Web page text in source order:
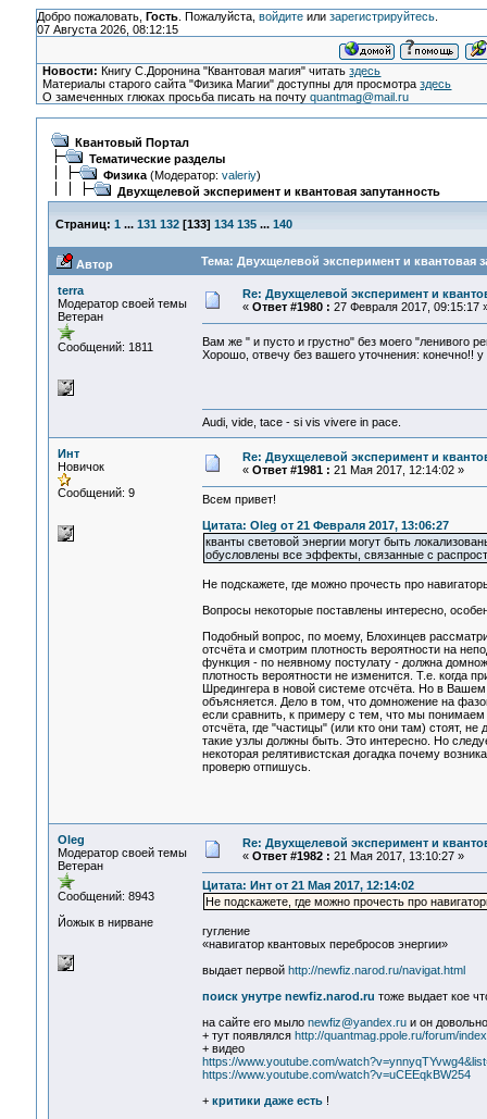
Добро пожаловать, Гость. Пожалуйста, войдитеили зарегистрируйтесь.
07 Августа 2026, 08:12:15
Новости: Книгу С.Доронина "Квантовая магия" читатьздесь
Материалы старого сайта "Физика Магии" доступны для просмотраздесь
О замеченных глюках просьба писать на почтуquantmag@mail.ru
Квантовый Портал
Тематические разделы
Физика(Модератор: valeriy)
Двухщелевой эксперимент и квантовая запутанность
Страниц: 1 ... 131 132[133] 134 135 ... 140
Автор Тема: Двухщелевой эксперимент и квантовая
terra
Модератор своей темы
Ветеран
Сообщений: 1811
Re: Двухщелевой эксперимент и
« Ответ #1980 : 27 Февраля 2017, 09:15:17
Вам же " и пусто и грустно" без моего "ленивого
Хорошо, отвечу без вашего уточнения: конечно!!
Audi, vide, tace - si vis vivere in pace.
Инт
Новичок
Сообщений: 9
Re: Двухщелевой эксперимент и
« Ответ #1981 : 21 Мая 2017, 12:14:02 »
Всем привет!
Цитата: Oleg от 21 Февраля 2017, 13:06:27
кванты световой энергии могут быть
обусловлены все эффекты, связанные с
Не подскажете, где можно прочесть про
Вопросы некоторые поставлены интересно,
Подобный вопрос, по моему, Блохинцев
отсчёта и смотрим плотность вероятности на
функция - по неявному постулату - должна
плотность вероятности не изменится. Т.е. когда
Шредингера в новой системе отсчёта. Но в
объясняется. Дело в том, что домножение на
если сравнить, к примеру с тем, что мы
отсчёта, где "частицы" (или кто они там) стоят,
такие узлы должны быть. Это интересно. Но
некоторая релятивистская догадка почему
проверю отпишусь.
Oleg
Модератор своей темы
Ветеран
Сообщений: 8943
Йожык в нирване
Re: Двухщелевой эксперимент и
« Ответ #1982 : 21 Мая 2017, 13:10:27 »
Цитата: Инт от 21 Мая 2017, 12:14:02
Не подскажете, где можно прочесть про
гугление
«навигатор квантовых перебросов энергии»
выдает первой http://newfiz.narod.ru/navigat.html
поиск унутре newfiz.narod.ru тоже выдает кое
на сайте его мыло newfiz@yandex.ruи он
+ тут появлялся http://quantmag.ppole.ru/forum/
+ видео
https://www.youtube.com/
https://www.youtube.com/watch?v=uCEEqkBW254
+ критики даже есть!